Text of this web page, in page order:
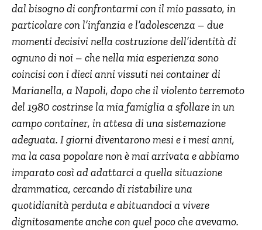
dal bisogno di confrontarmi con il mio passato, in
particolare con l’infanzia e l’adolescenza – due
momenti decisivi nella costruzione dell’identità di
ognuno di noi – che nella mia esperienza sono
coincisi con i dieci anni vissuti nei container di
Marianella, a Napoli, dopo che il violento terremoto
del 1980 costrinse la mia famiglia a sfollare in un
campo container, in attesa di una sistemazione
adeguata. I giorni diventarono mesi e i mesi anni,
ma la casa popolare non è mai arrivata e abbiamo
imparato così ad adattarci a quella situazione
drammatica, cercando di ristabilire una
quotidianità perduta e abituandoci a vivere
dignitosamente anche con quel poco che avevamo.